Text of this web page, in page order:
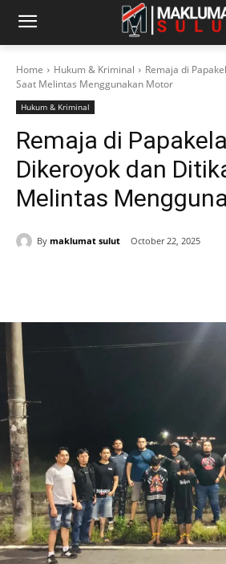
Home Hukum & Kriminal
Remaja di
Saat Melintas Menggunakan Motor
Hukum & Kriminal
Remaja di
Dikeroyok dan
Melintas
By maklumat sulut October 22, 2025